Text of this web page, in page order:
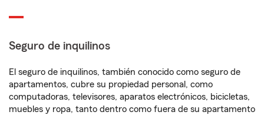
Seguro de inquilinos
El seguro de inquilinos, también conocido como seguro de
apartamentos, cubre su propiedad personal, como
computadoras, televisores, aparatos electrónicos, bicicletas,
muebles y ropa, tanto dentro como fuera de su apartamento